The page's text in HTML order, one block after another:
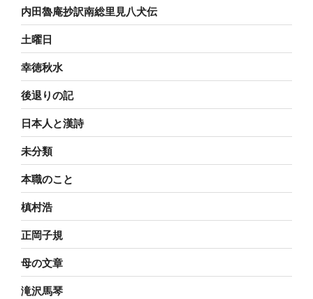
内田魯庵抄訳南総里見八犬伝
土曜日
幸徳秋水
後退りの記
日本人と漢詩
未分類
本職のこと
槙村浩
正岡子規
母の文章
滝沢馬琴